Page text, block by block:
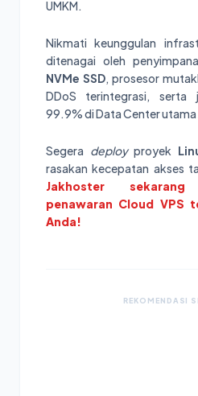
UMKM.
Nikmati keunggulan
ditenagai oleh
NVMe SSD, prosesor
DDoS terintegrasi, serta
99.9% di Data Center utama
Segera deployproyek
rasakan kecepatan akses
Jakhoster
penawaran Cloud VPS
Anda!
REKOMENDASI